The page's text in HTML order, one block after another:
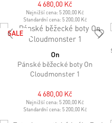
4 680,00 Kč
Nejnižší cena: 5 200,00 Kč
Standardní cena: 5 200,00 Kč
SALE
On
Pánské běžecké boty On
Cloudmonster 1
4 680,00 Kč
Nejnižší cena: 5 200,00 Kč
Standardní cena: 5 200,00 Kč